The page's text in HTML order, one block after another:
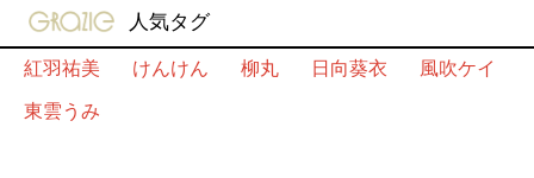
gravure-grazie
人気タグ
紅羽祐美
けんけん 柳丸 日向葵衣
風吹ケイ
東雲うみ